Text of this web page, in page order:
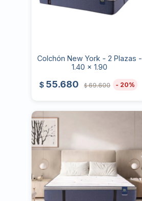
Colchón New York - 2 Plazas -
1.40 x 1.90
$ 55.680 $ 69.600 20